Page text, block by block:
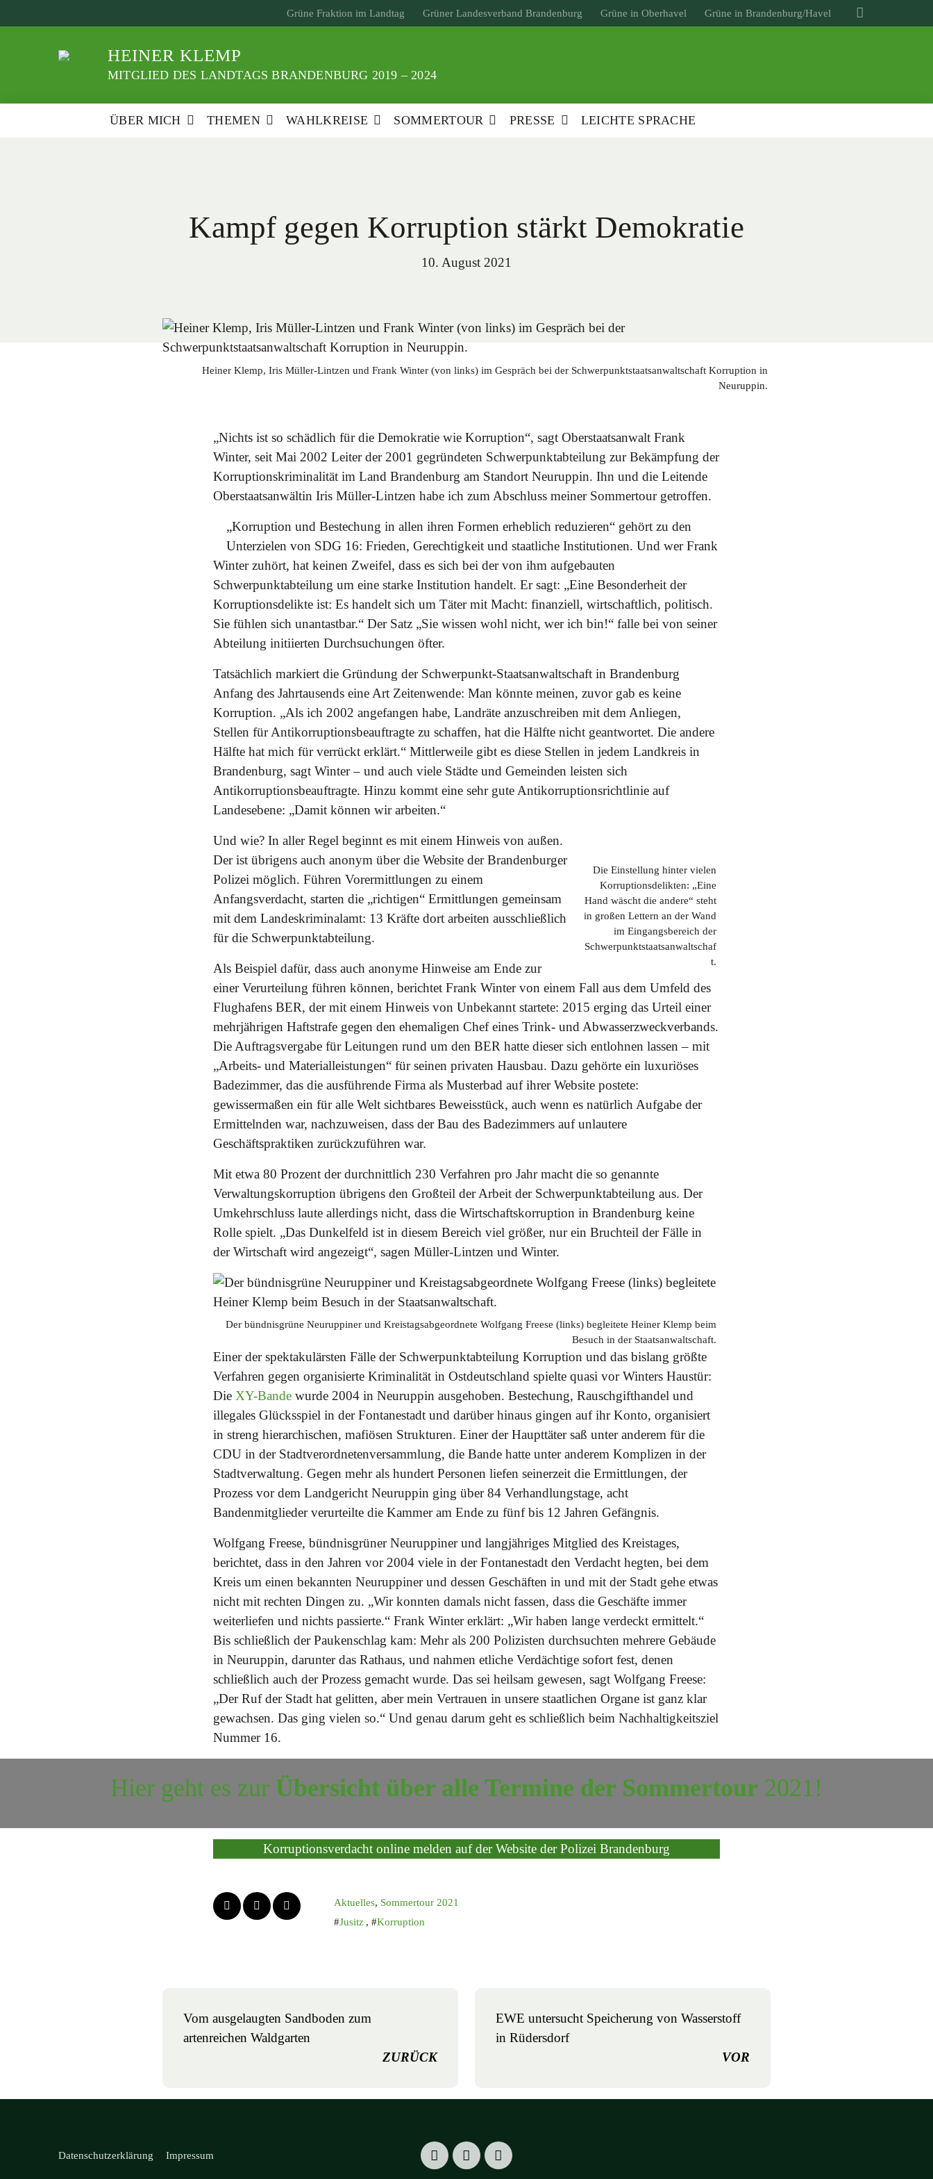
zum
Grüne Fraktion im Landtag Grüner Landesverband Brandenburg Grüne in Oberhavel Grüne in Brandenburg/Havel
HEINER KLEMP
MITGLIED DES LANDTAGS BRANDENBURG 2019 – 2024
ÜBER MICH THEMEN WAHLKREISE SOMMERTOUR PRESSE LEICHTE SPRACHE
Kampf gegen Korruption stärkt Demokratie
10. August 2021
Heiner Klemp, Iris Müller-Lintzen und Frank Winter (von links) im Gespräch bei der Schwerpunktstaatsanwaltschaft Korruption in
Neuruppin.
„Nichts ist so schädlich für die Demokratie wie Korruption“, sagt Oberstaatsanwalt Frank
Winter, seit Mai 2002 Leiter der 2001 gegründeten Schwerpunktabteilung zur Bekämpfung der
Korruptionskriminalität im Land Brandenburg am Standort Neuruppin. Ihn und die Leitende
Oberstaatsanwältin Iris Müller-Lintzen habe ich zum Abschluss meiner Sommertour getroffen.
„Korruption und Bestechung in allen ihren Formen erheblich reduzieren“ gehört zu den
Unterzielen von SDG 16: Frieden, Gerechtigkeit und staatliche Institutionen. Und wer Frank
Winter zuhört, hat keinen Zweifel, dass es sich bei der von ihm aufgebauten
Schwerpunktabteilung um eine starke Institution handelt. Er sagt: „Eine Besonderheit der
Korruptionsdelikte ist: Es handelt sich um Täter mit Macht: finanziell, wirtschaftlich, politisch.
Sie fühlen sich unantastbar.“ Der Satz „Sie wissen wohl nicht, wer ich bin!“ falle bei von seiner
Abteilung initiierten Durchsuchungen öfter.
Tatsächlich markiert die Gründung der Schwerpunkt-Staatsanwaltschaft in Brandenburg
Anfang des Jahrtausends eine Art Zeitenwende: Man könnte meinen, zuvor gab es keine
Korruption. „Als ich 2002 angefangen habe, Landräte anzuschreiben mit dem Anliegen,
Stellen für Antikorruptionsbeauftragte zu schaffen, hat die Hälfte nicht geantwortet. Die andere
Hälfte hat mich für verrückt erklärt.“ Mittlerweile gibt es diese Stellen in jedem Landkreis in
Brandenburg, sagt Winter – und auch viele Städte und Gemeinden leisten sich
Antikorruptionsbeauftragte. Hinzu kommt eine sehr gute Antikorruptionsrichtlinie auf
Landesebene: „Damit können wir arbeiten.“
Die Einstellung hinter vielen
Korruptionsdelikten: „Eine
Hand wäscht die andere“ steht
in großen Lettern an der Wand
im Eingangsbereich der
Schwerpunktstaatsanwaltschaf
t.
Und wie? In aller Regel beginnt es mit einem Hinweis von außen.
Der ist übrigens auch anonym über die Website der Brandenburger
Polizei möglich. Führen Vorermittlungen zu einem
Anfangsverdacht, starten die „richtigen“ Ermittlungen gemeinsam
mit dem Landeskriminalamt: 13 Kräfte dort arbeiten ausschließlich
für die Schwerpunktabteilung.
Als Beispiel dafür, dass auch anonyme Hinweise am Ende zur
einer Verurteilung führen können, berichtet Frank Winter von einem Fall aus dem Umfeld des
Flughafens BER, der mit einem Hinweis von Unbekannt startete: 2015 erging das Urteil einer
mehrjährigen Haftstrafe gegen den ehemaligen Chef eines Trink- und Abwasserzweckverbands.
Die Auftragsvergabe für Leitungen rund um den BER hatte dieser sich entlohnen lassen – mit
„Arbeits- und Materialleistungen“ für seinen privaten Hausbau. Dazu gehörte ein luxuriöses
Badezimmer, das die ausführende Firma als Musterbad auf ihrer Website postete:
gewissermaßen ein für alle Welt sichtbares Beweisstück, auch wenn es natürlich Aufgabe der
Ermittelnden war, nachzuweisen, dass der Bau des Badezimmers auf unlautere
Geschäftspraktiken zurückzuführen war.
Mit etwa 80 Prozent der durchnittlich 230 Verfahren pro Jahr macht die so genannte
Verwaltungskorruption übrigens den Großteil der Arbeit der Schwerpunktabteilung aus. Der
Umkehrschluss laute allerdings nicht, dass die Wirtschaftskorruption in Brandenburg keine
Rolle spielt. „Das Dunkelfeld ist in diesem Bereich viel größer, nur ein Bruchteil der Fälle in
der Wirtschaft wird angezeigt“, sagen Müller-Lintzen und Winter.
Der bündnisgrüne Neuruppiner und Kreistagsabgeordnete Wolfgang Freese (links) begleitete Heiner Klemp beim
Besuch in der Staatsanwaltschaft.
Einer der spektakulärsten Fälle der Schwerpunktabteilung Korruption und das bislang größte
Verfahren gegen organisierte Kriminalität in Ostdeutschland spielte quasi vor Winters Haustür:
Die XY-Bandewurde 2004 in Neuruppin ausgehoben. Bestechung, Rauschgifthandel und
illegales Glücksspiel in der Fontanestadt und darüber hinaus gingen auf ihr Konto, organisiert
in streng hierarchischen, mafiösen Strukturen. Einer der Haupttäter saß unter anderem für die
CDU in der Stadtverordnetenversammlung, die Bande hatte unter anderem Komplizen in der
Stadtverwaltung. Gegen mehr als hundert Personen liefen seinerzeit die Ermittlungen, der
Prozess vor dem Landgericht Neuruppin ging über 84 Verhandlungstage, acht
Bandenmitglieder verurteilte die Kammer am Ende zu fünf bis 12 Jahren Gefängnis.
Wolfgang Freese, bündnisgrüner Neuruppiner und langjähriges Mitglied des Kreistages,
berichtet, dass in den Jahren vor 2004 viele in der Fontanestadt den Verdacht hegten, bei dem
Kreis um einen bekannten Neuruppiner und dessen Geschäften in und mit der Stadt gehe etwas
nicht mit rechten Dingen zu. „Wir konnten damals nicht fassen, dass die Geschäfte immer
weiterliefen und nichts passierte.“ Frank Winter erklärt: „Wir haben lange verdeckt ermittelt.“
Bis schließlich der Paukenschlag kam: Mehr als 200 Polizisten durchsuchten mehrere Gebäude
in Neuruppin, darunter das Rathaus, und nahmen etliche Verdächtige sofort fest, denen
schließlich auch der Prozess gemacht wurde. Das sei heilsam gewesen, sagt Wolfgang Freese:
„Der Ruf der Stadt hat gelitten, aber mein Vertrauen in unsere staatlichen Organe ist ganz klar
gewachsen. Das ging vielen so.“ Und genau darum geht es schließlich beim Nachhaltigkeitsziel
Nummer 16.
Hier geht es zur Übersicht über alle Termine der Sommertour 2021!
Korruptionsverdacht online melden auf der Website der Polizei Brandenburg
Aktuelles, Sommertour 2021
Jusitz , Korruption
Vom ausgelaugten Sandboden zum
artenreichen Waldgarten
ZURÜCK
EWE untersucht Speicherung von Wasserstoff
in Rüdersdorf
VOR
Datenschutzerklärung Impressum